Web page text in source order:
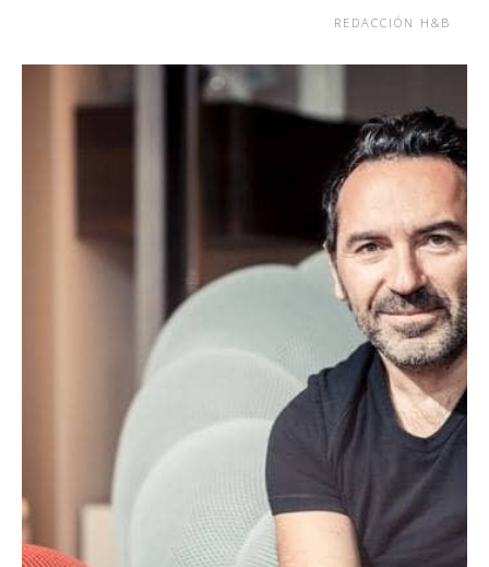
REDACCIÓN H&B